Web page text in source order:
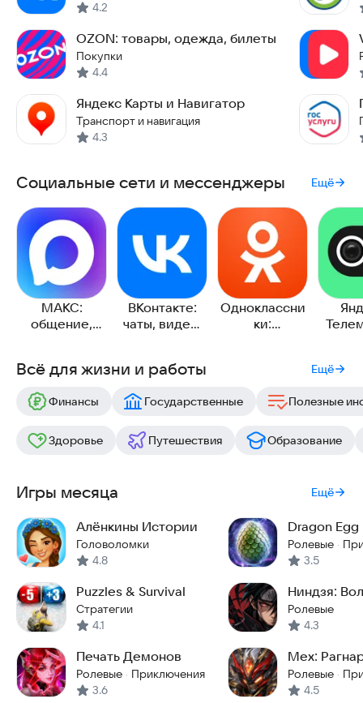
4.2
OZON: товары, одежда, билеты
Покупки
4.4
Яндекс Карты и Навигатор
Транспорт и навигация
4.3
Социальные сети и мессенджеры Ещё
МАКС:
общение,
ВКонтакте:
чаты, видео,
Одноклассни
ки:
Всё для жизни и работы Ещё
Финансы Государственные Полезные
Здоровье Путешествия Образование
Игры месяца Ещё
Алёнкины Истории
Головоломки
4.8
Puzzles & Survival
Стратегии
4.1
Печать Демонов
Ролевые · Приключения
3.6
Dragon Egg
Ролевые ·
3.5
Ниндзя:
Ролевые
4.3
Мех:
Ролевые ·
4.5